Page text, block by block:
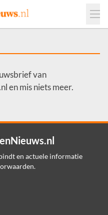
van
en mis niets meer.
en actuele informatie